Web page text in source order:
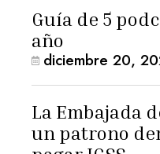
Guía de 5
año
diciembre 20,
La Embajada
un patrono